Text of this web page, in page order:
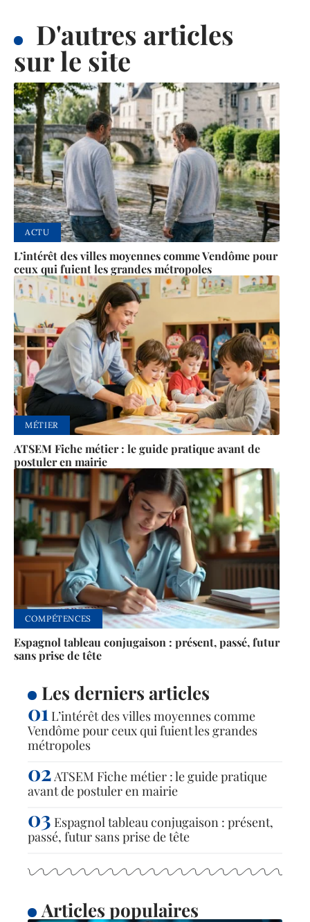
D'autres articles
sur le site
ACTU
L’intérêt des villes moyennes comme Vendôme pour
ceux qui fuient les grandes métropoles
MÉTIER
ATSEM Fiche métier : le guide pratique avant de
postuler en mairie
COMPÉTENCES
Espagnol tableau conjugaison : présent, passé, futur
sans prise de tête
Les derniers articles
L’intérêt des villes moyennes comme
Vendôme pour ceux qui fuient les grandes
métropoles
ATSEM Fiche métier : le guide pratique
avant de postuler en mairie
Espagnol tableau conjugaison : présent,
passé, futur sans prise de tête
Articles populaires